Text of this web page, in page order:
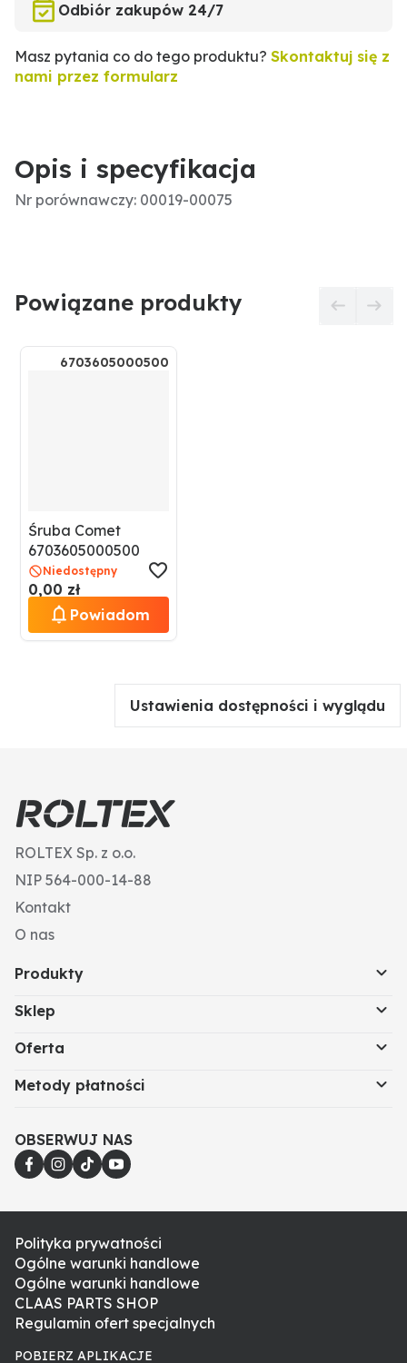
Odbiór zakupów 24/7
Masz pytania co do tego produktu? Skontaktuj się z
nami przez formularz
Opis i specyfikacja
Nr porównawczy: 00019-00075
Powiązane produkty
6703605000500
Śruba Comet
6703605000500
Niedostępny
0,00 zł
Powiadom
Ustawienia dostępności i wyglądu
ROLTEX Sp. z o.o.
NIP 564-000-14-88
Kontakt
O nas
Produkty
Sklep
Oferta
Metody płatności
OBSERWUJ NAS
Polityka prywatności
Ogólne warunki handlowe
Ogólne warunki handlowe
CLAAS PARTS SHOP
Regulamin ofert specjalnych
POBIERZ APLIKACJE